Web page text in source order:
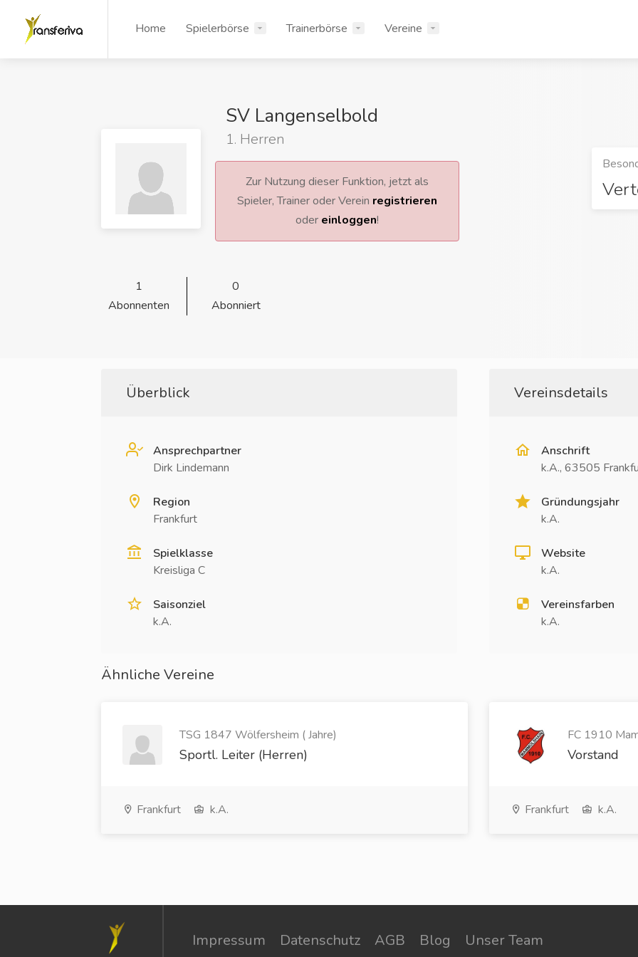
Home Spielerbörse Trainerbörse Vereine
SV Langenselbold
1. Herren
Zur Nutzung dieser Funktion, jetzt als
Spieler, Trainer oder Verein registrieren
oder einloggen!
1
Abonnenten
0
Abonniert
Überblick
Ansprechpartner
Dirk Lindemann
Region
Frankfurt
Spielklasse
Kreisliga C
Saisonziel
k.A.
Vereinsdetails
Anschrift
k.A., 63505
Gründungsjahr
k.A.
Website
k.A.
Vereinsfarben
k.A.
Ähnliche Vereine
TSG 1847 Wölfersheim ( Jahre)
Sportl. Leiter (Herren)
Frankfurt k.A.
FC 1910
Vorstand
Frankfurt k.A.
Impressum Datenschutz AGB Blog Unser Team